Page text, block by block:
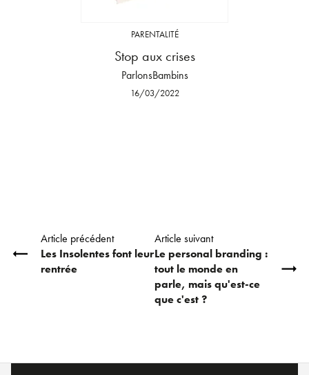
PARENTALITÉ
Stop aux crises
ParlonsBambins
16/03/2022
Article précédent
Les Insolentes font leur
rentrée
Article suivant
Le personal branding :
tout le monde en
parle, mais qu'est-ce
que c'est ?